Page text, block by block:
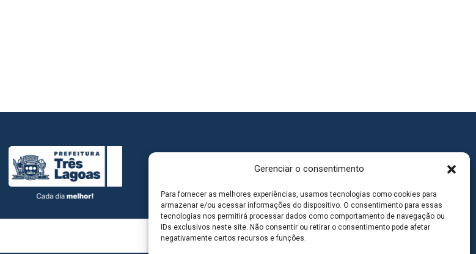
Gerenciar o consentimento
Para fornecer as melhores experiências, usamos tecnologias como cookies para
armazenar e/ou acessar informações do dispositivo. O consentimento para essas
tecnologias nos permitirá processar dados como comportamento de navegação ou
IDs exclusivos neste site. Não consentir ou retirar o consentimento pode afetar
negativamente certos recursos e funções.